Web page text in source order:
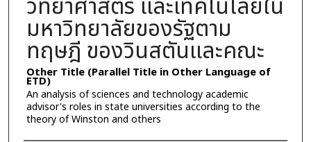
วิทยาศาสตร์ และเทคโนโลยีใน
มหาวิทยาลัยของรัฐตาม
ทฤษฎี ของวินสตันและคณะ
Other Title (Parallel Title in Other Language of
ETD)
An analysis of sciences and technology academic
advisor's roles in state universities according to the
theory of Winston and others